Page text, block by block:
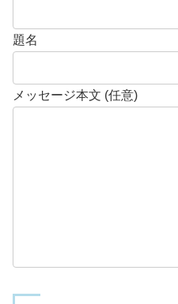
題名
メッセージ本文 (任意)